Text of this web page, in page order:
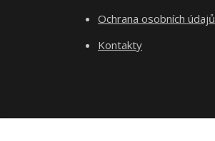
Ochrana osobních údajů
Kontakty